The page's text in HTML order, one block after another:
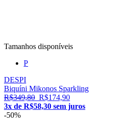
Tamanhos disponíveis
P
DESPI
Biquíni Mikonos Sparkling
R$349,80 R$174,90
3x de R$58,30 sem juros
-50%